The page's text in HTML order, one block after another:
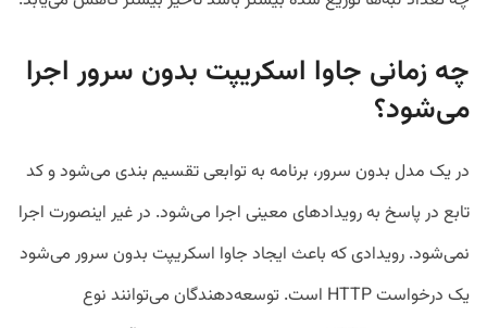
چه زمانی جاوا اسکریپت بدون سرور اجرا
می‌شود؟
در یک مدل بدون سرور، برنامه به توابعی تقسیم بندی می‌شود و کد
تابع در پاسخ به رویدادهای معینی اجرا می‌شود. در غیر اینصورت اجرا
نمی‌شود. رویدادی که باعث ایجاد جاوا اسکریپت بدون سرور می‌شود
یک درخواست HTTP است. توسعه‌دهندگان می‌توانند نوع